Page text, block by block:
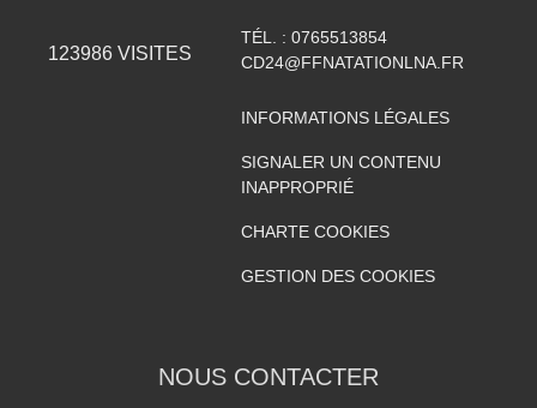
123986 VISITES
TÉL. : 0765513854
CD24@FFNATATIONLNA.FR
INFORMATIONS LÉGALES
SIGNALER UN CONTENU
INAPPROPRIÉ
CHARTE COOKIES
GESTION DES COOKIES
NOUS CONTACTER